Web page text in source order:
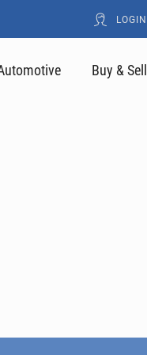
LOGIN
Buy & Sell